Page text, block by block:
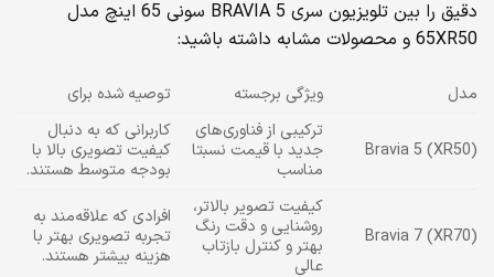
دقیق را بین تلویزیون سری BRAVIA 5 سونی 65 اینچ مدل
65XR50 و محصولات مشابه داشته باشید:
مدل ویژگی برجسته توصیه شده برای
Bravia 5 (XR50)
ترکیبی از فناوری‌های
جدید با قیمت نسبتا
مناسب
کاربرانی که به دنبال
کیفیت تصویری بالا با
بودجه متوسط هستند.
Bravia 7 (XR70)
کیفیت تصویر بالاتر،
روشنایی و دقت رنگ
بهتر و کنترل بازتاب
عالی
افرادی که علاقه‌مند به
تجربه تصویری بهتر با
هزینه بیشتر هستند.